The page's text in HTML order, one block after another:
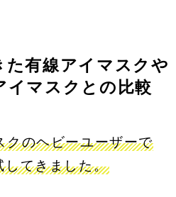
た有線アイマスクや
イマスクとの比較
クのヘビーユーザーで
してきました。